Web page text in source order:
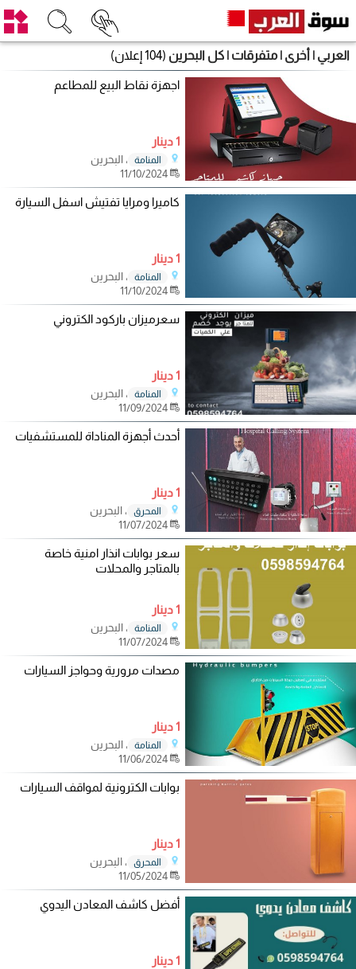
العربي | أخرى | متفرقات | كل البحرين (104 إعلان)
اجهزة نقاط البيع للمطاعم
1 دينار
المنامة
، البحرين
11/10/2024
كاميرا ومرايا تفتيش اسفل السيارة
1 دينار
المنامة
، البحرين
11/10/2024
سعرميزان باركود الكتروني
1 دينار
المنامة
، البحرين
11/09/2024
أحدث أجهزة المناداة للمستشفيات
1 دينار
المحرق
، البحرين
11/07/2024
سعر بوابات انذار امنية خاصة
بالمتاجر والمحلات
1 دينار
المنامة
، البحرين
11/07/2024
مصدات مرورية وحواجز السيارات
1 دينار
المنامة
، البحرين
11/06/2024
بوابات الكترونية لمواقف السيارات
1 دينار
المحرق
، البحرين
11/05/2024
أفضل كاشف المعادن اليدوي
1 دينار